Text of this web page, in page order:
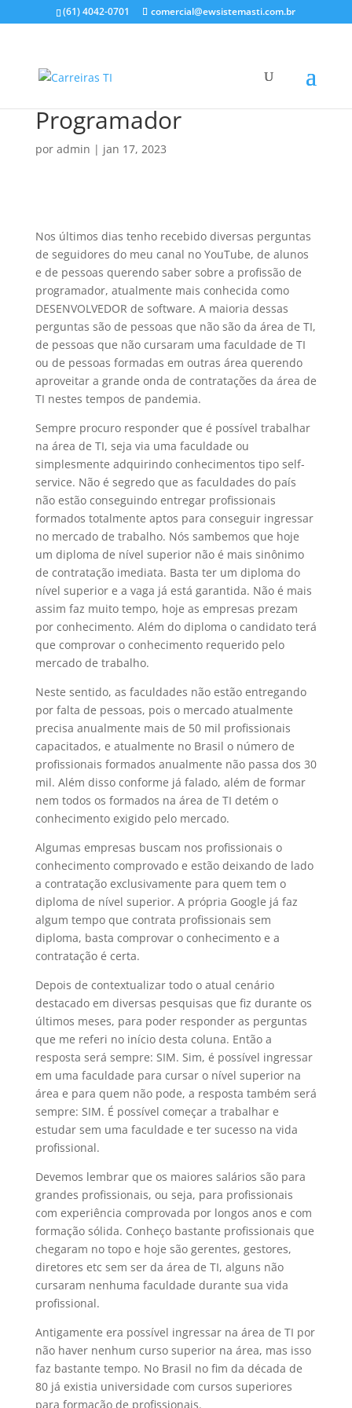
(61) 4042-0701 comercial@ewsistemasti.com.br
Programador
por admin | jan 17, 2023
Nos últimos dias tenho recebido diversas perguntas
de seguidores do meu canal no YouTube, de alunos
e de pessoas querendo saber sobre a profissão de
programador, atualmente mais conhecida como
DESENVOLVEDOR de software. A maioria dessas
perguntas são de pessoas que não são da área de TI,
de pessoas que não cursaram uma faculdade de TI
ou de pessoas formadas em outras área querendo
aproveitar a grande onda de contratações da área de
TI nestes tempos de pandemia.
Sempre procuro responder que é possível trabalhar
na área de TI, seja via uma faculdade ou
simplesmente adquirindo conhecimentos tipo self-
service. Não é segredo que as faculdades do país
não estão conseguindo entregar profissionais
formados totalmente aptos para conseguir ingressar
no mercado de trabalho. Nós sambemos que hoje
um diploma de nível superior não é mais sinônimo
de contratação imediata. Basta ter um diploma do
nível superior e a vaga já está garantida. Não é mais
assim faz muito tempo, hoje as empresas prezam
por conhecimento. Além do diploma o candidato terá
que comprovar o conhecimento requerido pelo
mercado de trabalho.
Neste sentido, as faculdades não estão entregando
por falta de pessoas, pois o mercado atualmente
precisa anualmente mais de 50 mil profissionais
capacitados, e atualmente no Brasil o número de
profissionais formados anualmente não passa dos 30
mil. Além disso conforme já falado, além de formar
nem todos os formados na área de TI detém o
conhecimento exigido pelo mercado.
Algumas empresas buscam nos profissionais o
conhecimento comprovado e estão deixando de lado
a contratação exclusivamente para quem tem o
diploma de nível superior. A própria Google já faz
algum tempo que contrata profissionais sem
diploma, basta comprovar o conhecimento e a
contratação é certa.
Depois de contextualizar todo o atual cenário
destacado em diversas pesquisas que fiz durante os
últimos meses, para poder responder as perguntas
que me referi no início desta coluna. Então a
resposta será sempre: SIM. Sim, é possível ingressar
em uma faculdade para cursar o nível superior na
área e para quem não pode, a resposta também será
sempre: SIM. É possível começar a trabalhar e
estudar sem uma faculdade e ter sucesso na vida
profissional.
Devemos lembrar que os maiores salários são para
grandes profissionais, ou seja, para profissionais
com experiência comprovada por longos anos e com
formação sólida. Conheço bastante profissionais que
chegaram no topo e hoje são gerentes, gestores,
diretores etc sem ser da área de TI, alguns não
cursaram nenhuma faculdade durante sua vida
profissional.
Antigamente era possível ingressar na área de TI por
não haver nenhum curso superior na área, mas isso
faz bastante tempo. No Brasil no fim da década de
80 já existia universidade com cursos superiores
para formação de profissionais.